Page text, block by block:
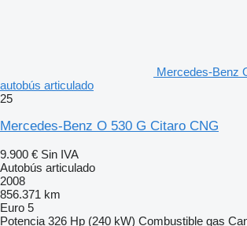
Mercedes-Benz
autobús articulado
25
Mercedes-Benz O 530 G Citaro CNG
9.900 € Sin IVA
Autobús articulado
2008
856.371 km
Euro 5
Potencia 326 Hp (240 kW) Combustible gas